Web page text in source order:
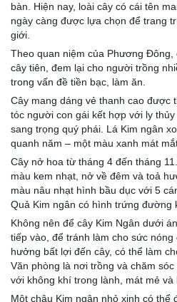
bàn. Hiện nay, loài cây có cái tên
ngày càng được lựa chọn để trang
giới.
Theo quan niệm của Phương Đông,
cây tiên, đem lại cho người trồng
trong vấn đề tiền bạc, làm ăn.
Cây mang dáng vẻ thanh cao được
tóc người con gái kết hợp với ly
sang trọng quý phái. Lá Kim ngân
quanh năm – một màu xanh mát
Cây nở hoa từ tháng 4 đến tháng
màu kem nhạt, nở về đêm và toả
màu nâu nhạt hình bầu dục với 5
Quả Kim ngân có hình trứng đường
Không nên để cây Kim Ngân dưới
tiếp vào, để tránh làm cho sức nóng
hưởng bất lợi đến cây, có thể làm
Văn phòng là nơi trồng và chăm
với không khí trong lành, mát mẻ và
Một chậu Kim ngân nhỏ xinh có thể